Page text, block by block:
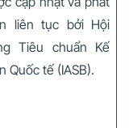
liên tục bởi Hội
Tiêu chuẩn Kế
Quốc tế (IASB).